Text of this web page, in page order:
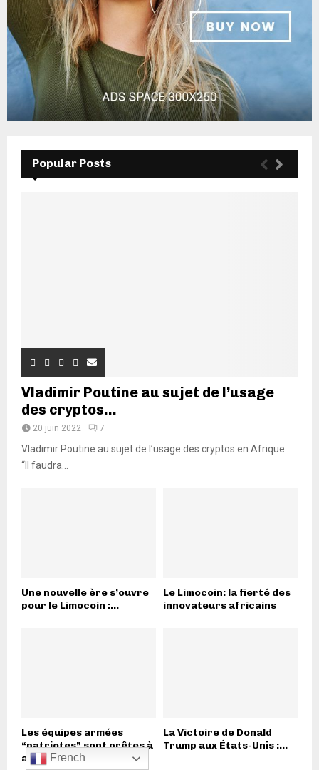
Popular Posts
Vladimir Poutine au sujet de l’usage
des cryptos...
20 juin 2022 7
Vladimir Poutine au sujet de l’usage des cryptos en Afrique :
“Il faudra...
Une nouvelle ère s’ouvre
pour le Limocoin :...
Le Limocoin: la fierté des
innovateurs africains
Les équipes armées
“patriotes” sont prêtes à
agir...
La Victoire de Donald
Trump aux États-Unis :...
French